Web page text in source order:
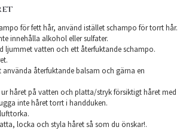
för fett hår, använd istället schampo för torrt hår.
innehålla alkohol eller sulfater.
ljummet vatten och ett återfuktande schampo.
återfuktande balsam och gärna en
håret på vatten och platta/stryk försiktigt håret med
inte håret torrt i handduken.
locka och styla håret så som du önskar!.